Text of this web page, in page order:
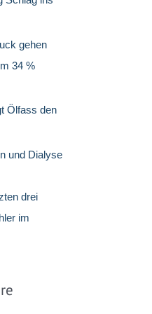
gehen
34 %
Ölfass den
und Dialyse
drei
im